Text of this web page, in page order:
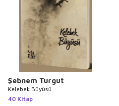
Şebnem Turgut
Kelebek Büyüsü
40 Kitap